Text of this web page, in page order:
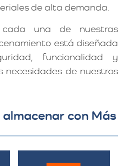
de alta demanda.
una de nuestras
está diseñada
funcionalidad y
de nuestros
con Más